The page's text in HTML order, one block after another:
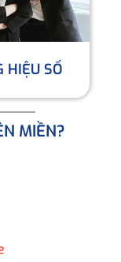
HIỆU SỐ
MIỀN?